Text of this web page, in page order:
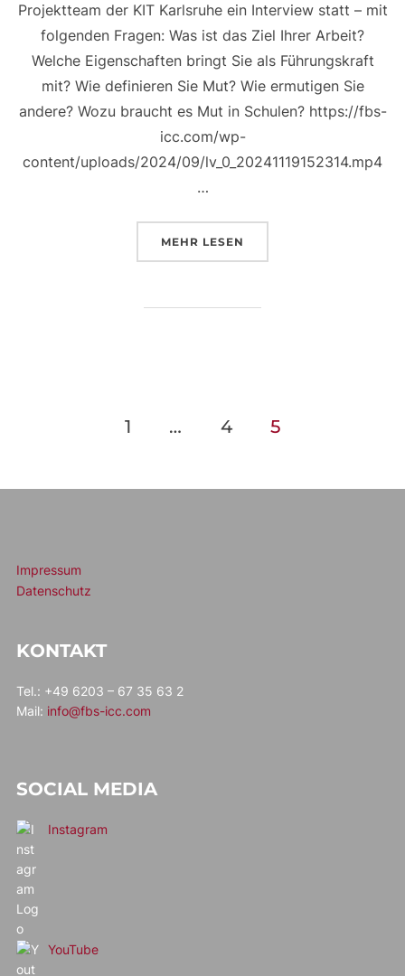
Projektteam der KIT Karlsruhe ein Interview statt – mit
folgenden Fragen: Was ist das Ziel Ihrer Arbeit?
Welche Eigenschaften bringt Sie als Führungskraft
mit? Wie definieren Sie Mut? Wie ermutigen Sie
andere? Wozu braucht es Mut in Schulen? https://fbs-
icc.com/wp-
content/uploads/2024/09/lv_0_20241119152314.mp4
…
MEHR LESEN
1 … 4 5
Impressum
Datenschutz
KONTAKT
Tel.: +49 6203 – 67 35 63 2
Mail: info@fbs-icc.com
SOCIAL MEDIA
Instagram
YouTube